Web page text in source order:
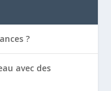
?
avec des